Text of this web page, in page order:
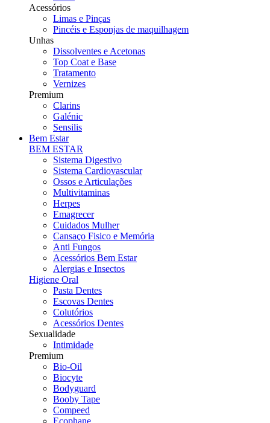
Acessórios
Limas e Pinças
Pincéis e Esponjas de maquilhagem
Unhas
Dissolventes e Acetonas
Top Coat e Base
Tratamento
Vernizes
Premium
Clarins
Galénic
Sensilis
Bem Estar
BEM ESTAR
Sistema Digestivo
Sistema Cardiovascular
Ossos e Articulações
Multivitaminas
Herpes
Emagrecer
Cuidados Mulher
Cansaço Fisico e Memória
Anti Fungos
Acessórios Bem Estar
Alergias e Insectos
Higiene Oral
Pasta Dentes
Escovas Dentes
Colutórios
Acessórios Dentes
Sexualidade
Intimidade
Premium
Bio-Oil
Biocyte
Bodyguard
Booby Tape
Compeed
Ecophane